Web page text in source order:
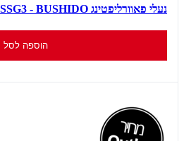
נעלי פאוורליפטינג NOTORIOUS LIFT SSG3 - BUSHIDO
הוספה לסל